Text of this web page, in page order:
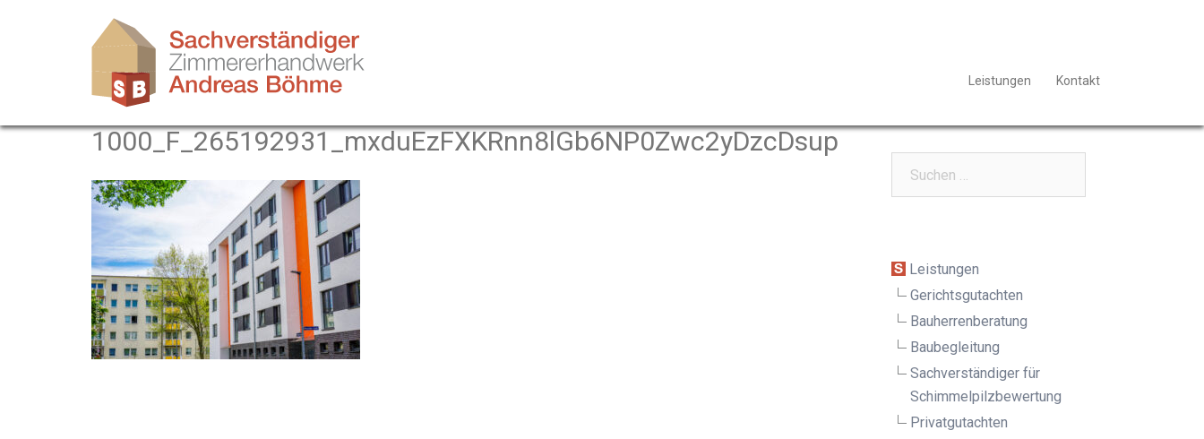
Leistungen Kontakt
1000_F_265192931_mxduEzFXKRnn8lGb6NP0Zwc2yDzcDsup
nach:
Leistungen
Gerichtsgutachten
Bauherrenberatung
Baubegleitung
Sachverständiger für
Schimmelpilz­bewertung
Privatgutachten